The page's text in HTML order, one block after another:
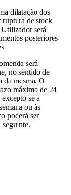
dilatação dos
ruptura de stock.
será
posteriores
será
no sentido de
da mesma. O
máximo de 24
se a
ou às
poderá ser
seguinte.